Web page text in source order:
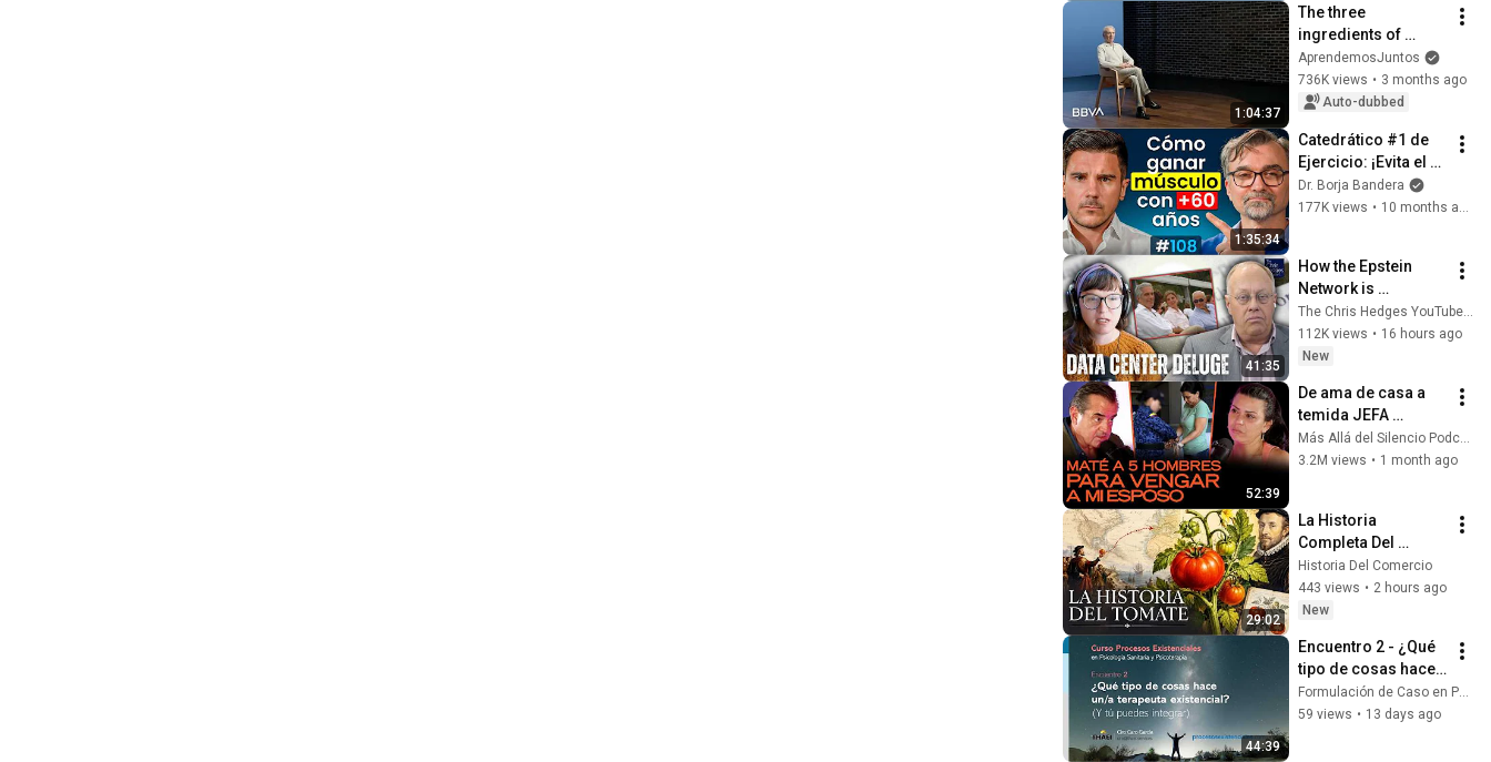
1:04:37
The three
ingredients of
happiness | Jesús
de la Gándara,
psychiatrist
AprendemosJuntos
736K views • 3 months ago
Auto-dubbed
1:35:34
Catedrático #1 de
Ejercicio: ¡Evita el
Declive en +60! | "Es
INMORAL no
Dr. Borja Bandera
177K views •
41:35
How the Epstein
Network is
Privatizing Govt &
Building the
Surveillance
Webb) |TCHR
The Chris Hedges YouTube Channel
112K views • 16 hours ago
New
52:39
De ama de casa a
temida JEFA
CRIMINAL: "Mis
trabajadores me
esposo”
Más Allá del Silencio Podcast
3.2M views • 1 month ago
29:02
La Historia
Completa Del
Tomate — El Fruto
Que Cambió La
Cocina Del Mundo
Historia Del Comercio
443 views • 2 hours ago
New
44:39
Encuentro 2 - ¿Qué
tipo de cosas hace
un/a terapeuta
existencial? (Y tú
Formulación de Caso en Psicoterapia
59 views • 13 days ago